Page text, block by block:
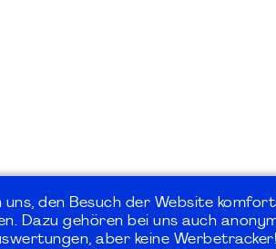
uns, den Besuch der Website
Dazu gehören bei uns auch
aber keine